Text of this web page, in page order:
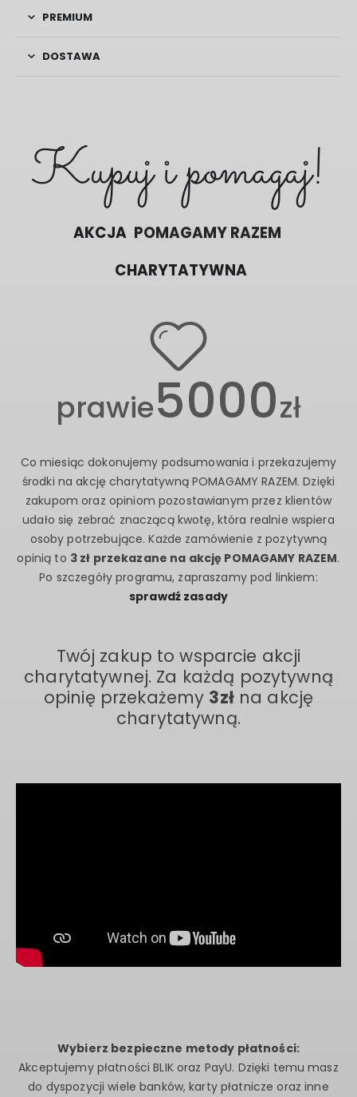
PREMIUM
DOSTAWA
Kupuj i pomagaj!
AKCJA POMAGAMY RAZEM
CHARYTATYWNA
prawie5000zł
Co miesiąc dokonujemy podsumowania i przekazujemy
środki na akcję charytatywną POMAGAMY RAZEM. Dzięki
zakupom oraz opiniom pozostawianym przez klientów
udało się zebrać znaczącą kwotę, która realnie wspiera
osoby potrzebujące. Każde zamówienie z pozytywną
opinią to 3 zł przekazane na akcję POMAGAMY RAZEM.
Po szczegóły programu, zapraszamy pod linkiem:
sprawdź zasady
Twój zakup to wsparcie akcji
charytatywnej. Za każdą pozytywną
opinię przekażemy 3złna akcję
charytatywną.
Wybierz bezpieczne metody płatności:
Akceptujemy płatności BLIK oraz PayU. Dzięki temu masz
do dyspozycji wiele banków, karty płatnicze oraz inne